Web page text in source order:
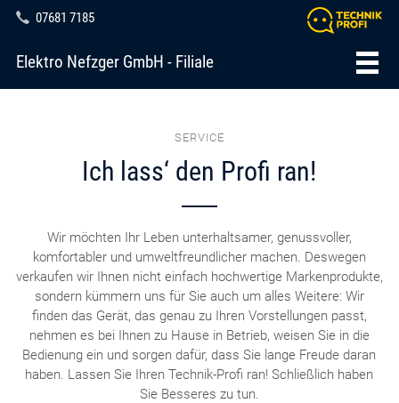
07681 7185
Elektro Nefzger GmbH - Filiale
SERVICE
Ich lass‘ den Profi ran!
Wir möchten Ihr Leben unterhaltsamer, genussvoller,
komfortabler und umweltfreundlicher machen. Deswegen
verkaufen wir Ihnen nicht einfach hochwertige Markenprodukte,
sondern kümmern uns für Sie auch um alles Weitere: Wir
finden das Gerät, das genau zu Ihren Vorstellungen passt,
nehmen es bei Ihnen zu Hause in Betrieb, weisen Sie in die
Bedienung ein und sorgen dafür, dass Sie lange Freude daran
haben. Lassen Sie Ihren Technik-Profi ran! Schließlich haben
Sie Besseres zu tun.